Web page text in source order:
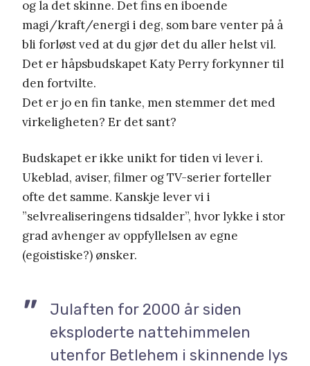
og la det skinne. Det fins en iboende
magi/kraft/energi i deg, som bare venter på å
bli forløst ved at du gjør det du aller helst vil.
Det er håpsbudskapet Katy Perry forkynner til
den fortvilte.
Det er jo en fin tanke, men stemmer det med
virkeligheten? Er det sant?
Budskapet er ikke unikt for tiden vi lever i.
Ukeblad, aviser, filmer og TV-serier forteller
ofte det samme. Kanskje lever vi i
”selvrealiseringens tidsalder”, hvor lykke i stor
grad avhenger av oppfyllelsen av egne
(egoistiske?) ønsker.
Julaften for 2000 år siden
eksploderte nattehimmelen
utenfor Betlehem i skinnende lys